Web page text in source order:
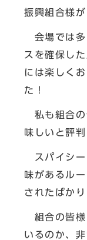
振興組合様
会場では多
スを確保し
には楽しく
た！
私も組合の
味しいと評
スパイシー
味があるル
されたばか
組合の皆様
いるのか、